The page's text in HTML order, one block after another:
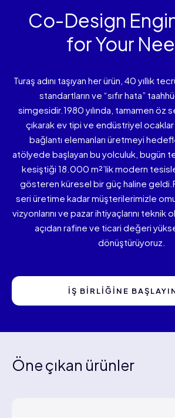
Co-Design
for Your
Turaş adını taşıyan her ürün, 40 yıllık
standartların ve “sıfır hata”
simgesidir.1980 yılında, tamamen öz
çıkarak ev tipi ve endüstriyel
bağlantı elemanları üretmeyi
atölyede başlayan bu yolculuk, bugün
kesiştiği 18.000 m²’lik modern
gösteren küresel bir güç haline geldi.
seri üretime kadar müşterilerimizle
vizyonlarını ve pazar ihtiyaçlarını
açıdan rafine ve ticari değeri
dönüştürüyoruz.
İŞ BİRLİĞİNE
Öne çıkan ürünler